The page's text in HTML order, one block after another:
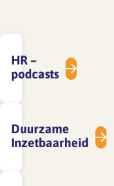
HR –
podcasts
Duurzame
Inzetbaarheid